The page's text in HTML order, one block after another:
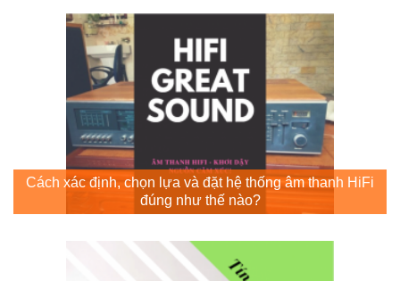
Cách xác định, chọn lựa và đặt hệ thống âm thanh HiFi
đúng như thế nào?